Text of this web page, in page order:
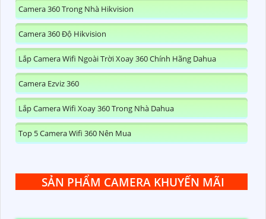
Camera 360 Trong Nhà Hikvision
Camera 360 Độ Hikvision
Lắp Camera Wifi Ngoài Trời Xoay 360 Chính Hãng Dahua
Camera Ezviz 360
Lắp Camera Wifi Xoay 360 Trong Nhà Dahua
Top 5 Camera Wifi 360 Nên Mua
SẢN PHẨM CAMERA KHUYẾN MÃI